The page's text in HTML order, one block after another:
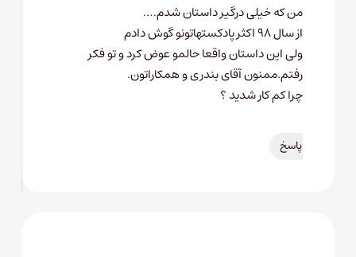
من که خیلی درگیر داستان شدم….
از سال ۹۸ اکثر پادکستهاتونو گوش دادم
ولی این داستان واقعا حالمو عوض کرد و تو فکر
رفتم.ممنون آقای بندری و همکاراتون.
چرا کم کار شدید ؟
پاسخ